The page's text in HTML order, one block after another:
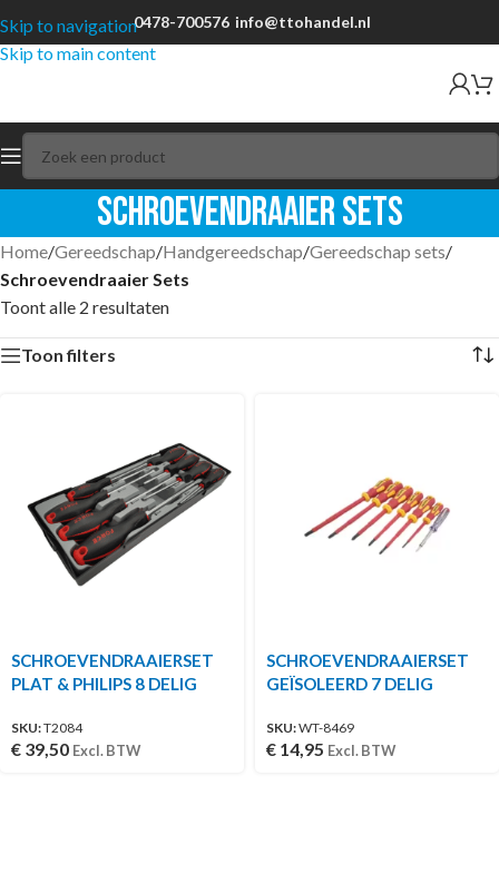
Skip to navigation
Skip to main content
0478-700576 info@ttohandel.nl
Schroevendraaier Sets
Home/Gereedschap/Handgereedschap/Gereedschap sets/
Schroevendraaier Sets
Toont alle 2 resultaten
Toon filters
SCHROEVENDRAAIERSET
PLAT & PHILIPS 8 DELIG
SKU:T2084
€ 39,50 Excl. BTW
SCHROEVENDRAAIERSET
GEÏSOLEERD 7 DELIG
SKU:WT-8469
€ 14,95 Excl. BTW